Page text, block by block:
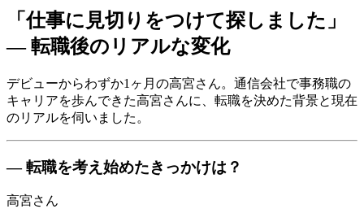
「仕事に見切りをつけて探しました」
― 転職後のリアルな変化
デビューからわずか1ヶ月の高宮さん。通信会社で事務職の
キャリアを歩んできた高宮さんに、転職を決めた背景と現在
のリアルを伺いました。
― 転職を考え始めたきっかけは？
高宮さん